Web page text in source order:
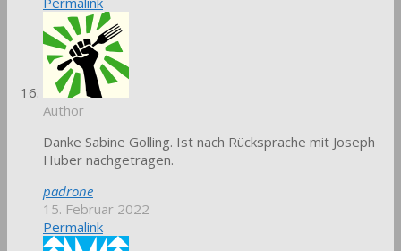
Author
Danke Sabine Golling. Ist nach Rücksprache mit Joseph
Huber nachgetragen.
padrone
15. Februar 2022
Permalink